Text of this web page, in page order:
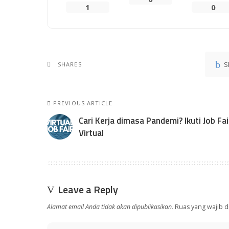
1
0
SHARES
PREVIOUS ARTICLE
Cari Kerja dimasa Pandemi? Ikuti Job
Virtual
Leave a Reply
Alamat email Anda tidak akan dipublikasikan. Ruas yang wajib